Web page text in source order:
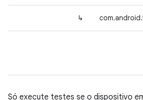
↳
Só execute testes se o dispositivo